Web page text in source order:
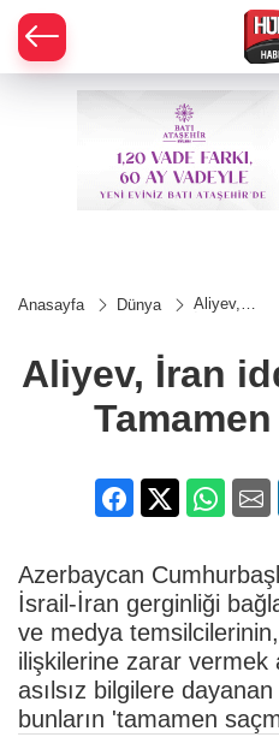
Anasayfa Dünya
Aliyev,
Tamamen
Aliyev, İran
Azerbaycan
İsrail-İran gerginliği
ve medya
ilişkilerine zarar vermek
asılsız bilgilere dayanan
bunların 'tamamen